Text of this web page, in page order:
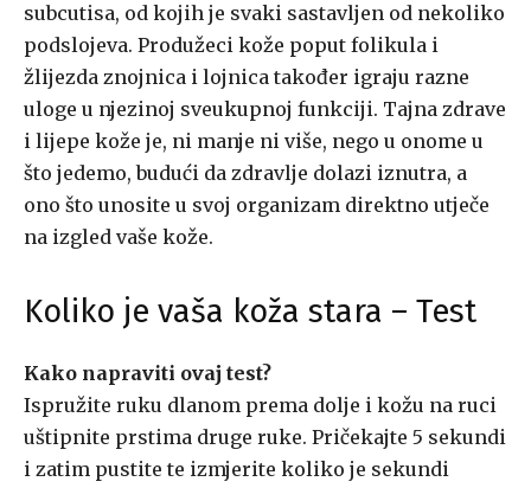
subcutisa, od kojih je svaki sastavljen od nekoliko
podslojeva. Produžeci kože poput folikula i
žlijezda znojnica i lojnica također igraju razne
uloge u njezinoj sveukupnoj funkciji. Tajna zdrave
i lijepe kože je, ni manje ni više, nego u onome u
što jedemo, budući da zdravlje dolazi iznutra, a
ono što unosite u svoj organizam direktno utječe
na izgled vaše kože.
Koliko je vaša koža stara – Test
Kako napraviti ovaj test?
Ispružite ruku dlanom prema dolje i kožu na ruci
uštipnite prstima druge ruke. Pričekajte 5 sekundi
i zatim pustite te izmjerite koliko je sekundi